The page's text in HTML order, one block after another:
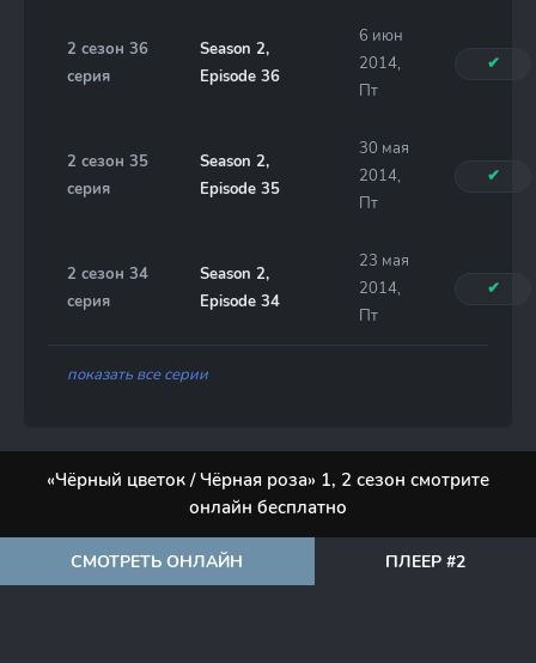
2 сезон 36
серия
Season 2,
Episode 36
6 июн
2014,
Пт
✔
2 сезон 35
серия
Season 2,
Episode 35
30 мая
2014,
Пт
✔
2 сезон 34
серия
Season 2,
Episode 34
23 мая
2014,
Пт
✔
показать все серии
«Чёрный цветок / Чёрная роза» 1, 2 сезон смотрите
онлайн бесплатно
СМОТРЕТЬ ОНЛАЙН ПЛЕЕР #2